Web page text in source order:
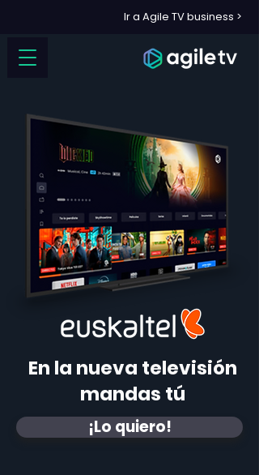
Ir a Agile TV business >
En la nueva televisión
mandas tú
¡Lo quiero!